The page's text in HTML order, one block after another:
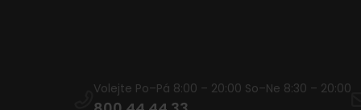
Volejte Po–Pá 8:00 – 20:00 So–Ne 8:30 – 20:00